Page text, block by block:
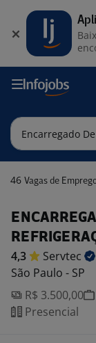
46 Vagas de Emprego
4,3
Servtec
São Paulo - SP
R$ 3.500,00
Presencial